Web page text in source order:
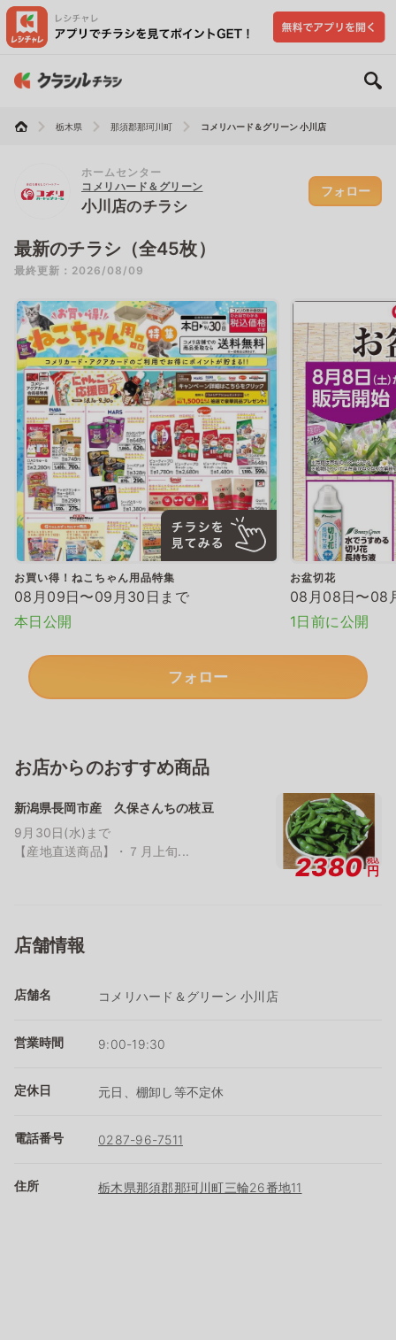
栃木県 那須郡那珂川町 コメリハード＆グリーン 小川店
ホームセンター
コメリハード＆グリーン
小川店のチラシ
フォロー
最新のチラシ（全45枚）
最終更新：2026/08/09
お買い得！ねこちゃん用品特集
08月09日〜09月30日まで
本日公開
お盆切花
08月08日〜08
1日前に公開
フォロー
お店からのおすすめ商品
新潟県長岡市産 久保さんちの枝豆
9月30日(水)まで
【産地直送商品】・７月上旬...
2380 税込
円
店舗情報
店舗名 コメリハード＆グリーン 小川店
営業時間 9:00-19:30
定休日 元日、棚卸し等不定休
電話番号 0287-96-7511
住所 栃木県那須郡那珂川町三輪26番地11